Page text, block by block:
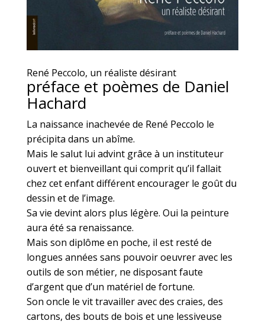
René Peccolo, un réaliste désirant
préface et poèmes de Daniel
Hachard
La naissance inachevée de René Peccolo le
précipita dans un abîme.
Mais le salut lui advint grâce à un instituteur
ouvert et bienveillant qui comprit qu’il fallait
chez cet enfant différent encourager le goût du
dessin et de l’image.
Sa vie devint alors plus légère. Oui la peinture
aura été sa renaissance.
Mais son diplôme en poche, il est resté de
longues années sans pouvoir oeuvrer avec les
outils de son métier, ne disposant faute
d’argent que d’un matériel de fortune.
Son oncle le vit travailler avec des craies, des
cartons, des bouts de bois et une lessiveuse